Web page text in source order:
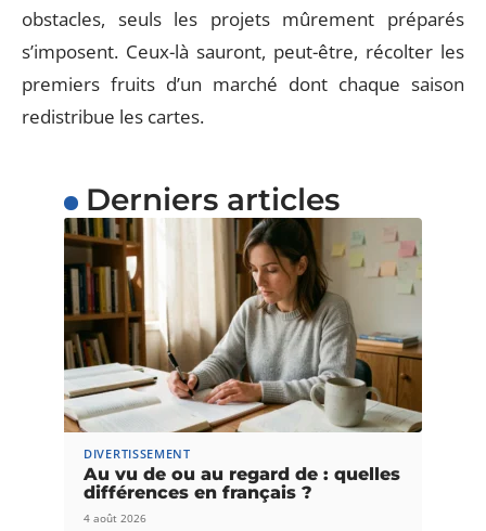
obstacles, seuls les projets mûrement préparés
s’imposent. Ceux-là sauront, peut-être, récolter les
premiers fruits d’un marché dont chaque saison
redistribue les cartes.
Derniers articles
DIVERTISSEMENT
Au vu de ou au regard de : quelles
différences en français ?
4 août 2026